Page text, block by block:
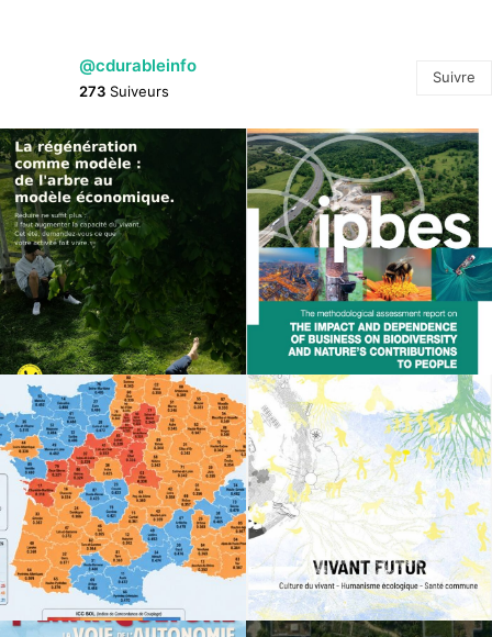
@cdurableinfo
273 Suiveurs
Suivre